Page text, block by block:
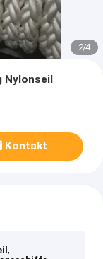
2/4
Nylonseil
Kontakt
,